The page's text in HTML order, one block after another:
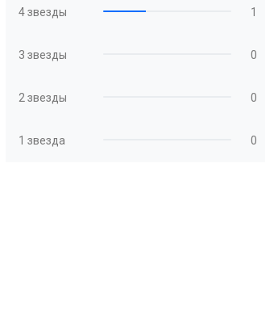
4 звезды 1
3 звезды 0
2 звезды 0
1 звезда 0